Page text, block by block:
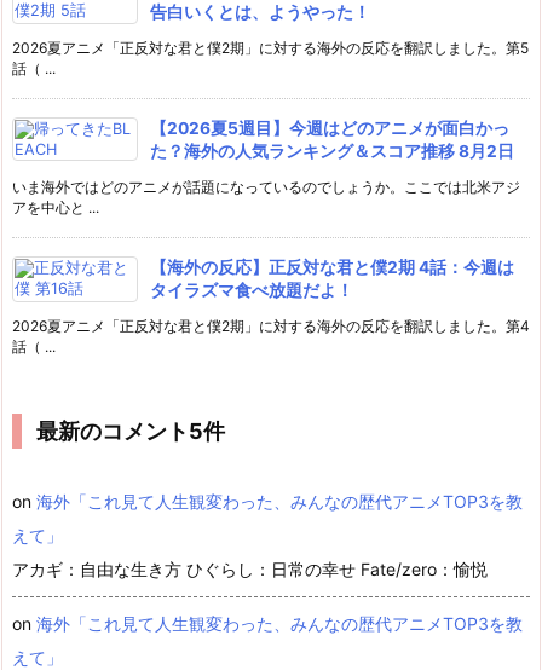
告白いくとは、ようやった！
2026夏アニメ「正反対な君と僕2期」に対する海外の反応を翻訳しました。第5
話（ ...
【2026夏5週目】今週はどのアニメが面白かっ
た？海外の人気ランキング＆スコア推移 8月2日
いま海外ではどのアニメが話題になっているのでしょうか。ここでは北米アジ
アを中心と ...
【海外の反応】正反対な君と僕2期 4話：今週は
タイラズマ食べ放題だよ！
2026夏アニメ「正反対な君と僕2期」に対する海外の反応を翻訳しました。第4
話（ ...
最新のコメント5件
on 海外「これ見て人生観変わった、みんなの歴代アニメTOP3を教
えて」
アカギ：自由な生き方 ひぐらし：日常の幸せ Fate/zero：愉悦
on 海外「これ見て人生観変わった、みんなの歴代アニメTOP3を教
えて」